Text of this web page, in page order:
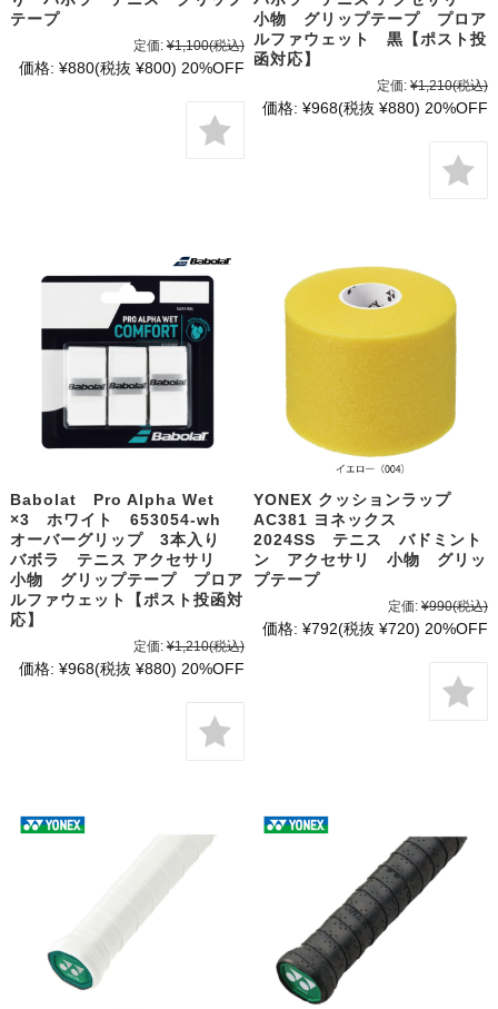
テープ
定価: ¥1,100(税込)
価格: ¥880(税抜 ¥800) 20%OFF
小物 グリップテープ プロア
ルファウェット 黒【ポスト投
函対応】
定価: ¥1,210(税込)
価格: ¥968(税抜 ¥880) 20%OFF
Babolat Pro Alpha Wet
×3 ホワイト 653054-wh
オーバーグリップ 3本入り
バボラ テニス アクセサリ
小物 グリップテープ プロア
ルファウェット【ポスト投函対
応】
定価: ¥1,210(税込)
価格: ¥968(税抜 ¥880) 20%OFF
YONEX クッションラップ
AC381 ヨネックス
2024SS テニス バドミント
ン アクセサリ 小物 グリッ
プテープ
定価: ¥990(税込)
価格: ¥792(税抜 ¥720) 20%OFF